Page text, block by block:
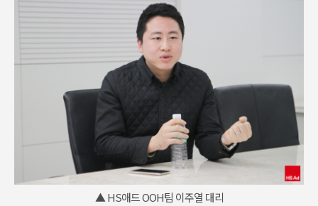
▲ HS애드 OOH팀 이주열 대리